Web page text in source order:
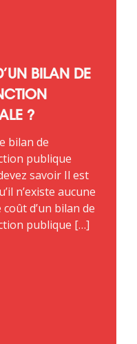
BILAN DE
?
bilan de
publique
savoir Il est
n’existe aucune
d’un bilan de
publique […]